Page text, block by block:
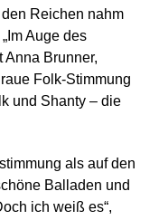
Reichen nahm
Auge des
Anna Brunner,
Folk-Stimmung
und Shanty – die
als auf den
Balladen und
ich weiß es“,